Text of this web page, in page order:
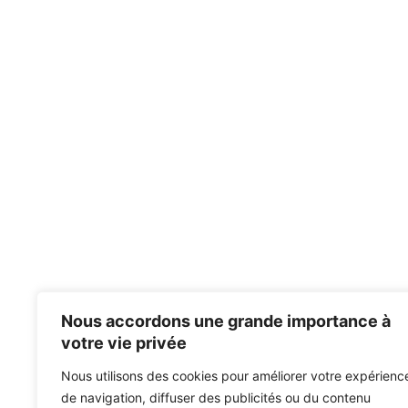
Nous accordons une grande importance à
votre vie privée
Nous utilisons des cookies pour améliorer votre
de navigation, diffuser des publicités ou du contenu